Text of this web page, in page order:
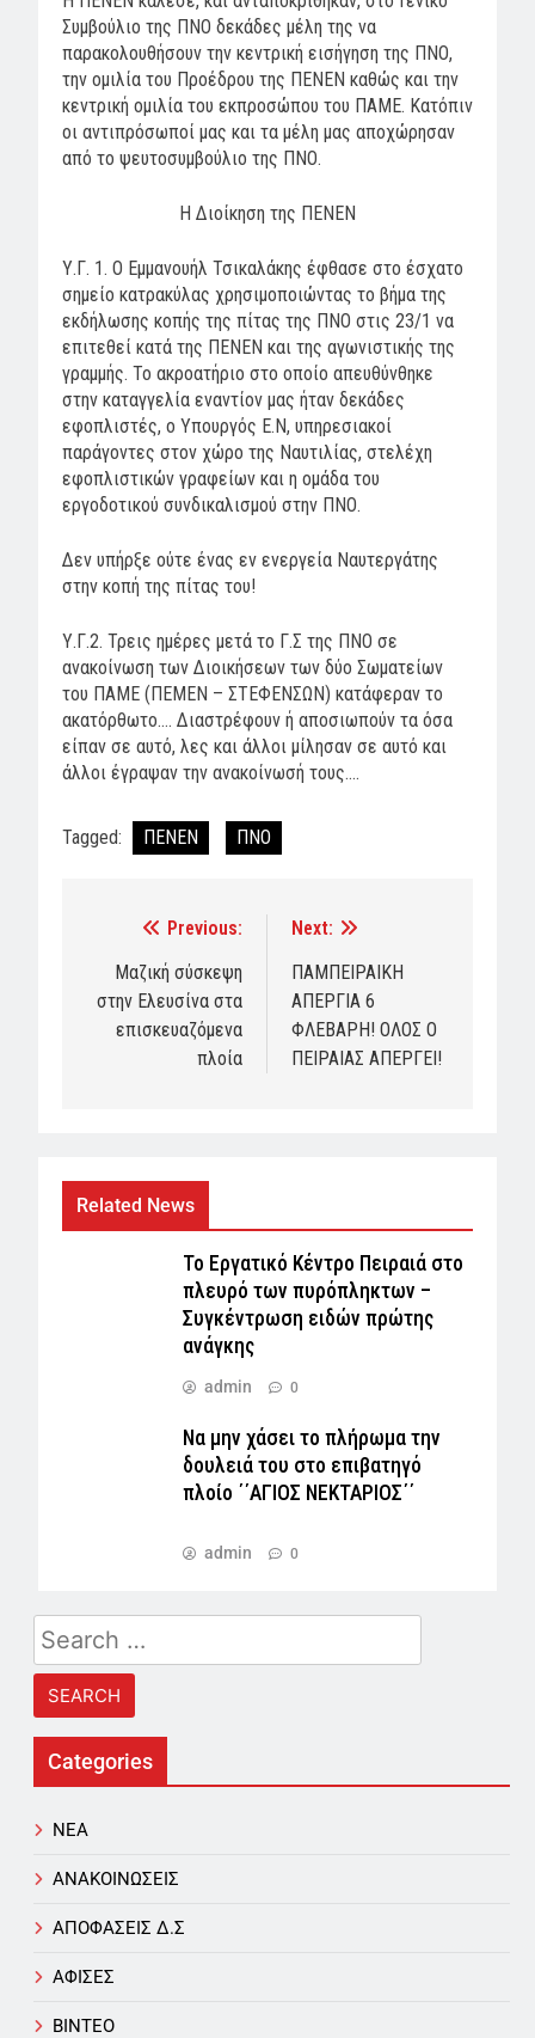
Συμβούλιο της ΠΝΟ δεκάδες μέλη της να
παρακολουθήσουν την κεντρική εισήγηση της ΠΝΟ,
την ομιλία του Προέδρου της ΠΕΝΕΝ καθώς και την
κεντρική ομιλία του εκπροσώπου του ΠΑΜΕ. Κατόπιν
οι αντιπρόσωποί μας και τα μέλη μας αποχώρησαν
από το ψευτοσυμβούλιο της ΠΝΟ.
Η Διοίκηση της ΠΕΝΕΝ
Υ.Γ. 1. Ο Εμμανουήλ Τσικαλάκης έφθασε στο έσχατο
σημείο κατρακύλας χρησιμοποιώντας το βήμα της
εκδήλωσης κοπής της πίτας της ΠΝΟ στις 23/1 να
επιτεθεί κατά της ΠΕΝΕΝ και της αγωνιστικής της
γραμμής. Το ακροατήριο στο οποίο απευθύνθηκε
στην καταγγελία εναντίον μας ήταν δεκάδες
εφοπλιστές, ο Υπουργός Ε.Ν, υπηρεσιακοί
παράγοντες στον χώρο της Ναυτιλίας, στελέχη
εφοπλιστικών γραφείων και η ομάδα του
εργοδοτικού συνδικαλισμού στην ΠΝΟ.
Δεν υπήρξε ούτε ένας εν ενεργεία Ναυτεργάτης
στην κοπή της πίτας του!
Υ.Γ.2. Τρεις ημέρες μετά το Γ.Σ της ΠΝΟ σε
ανακοίνωση των Διοικήσεων των δύο Σωματείων
του ΠΑΜΕ (ΠΕΜΕΝ – ΣΤΕΦΕΝΣΩΝ) κατάφεραν το
ακατόρθωτο…. Διαστρέφουν ή αποσιωπούν τα όσα
είπαν σε αυτό, λες και άλλοι μίλησαν σε αυτό και
άλλοι έγραψαν την ανακοίνωσή τους….
Tagged: ΠΕΝΕΝ ΠΝΟ
navigation
Previous:
Μαζική σύσκεψη
στην Ελευσίνα στα
επισκευαζόμενα
πλοία
Next:
ΠΑΜΠΕΙΡΑΙΚΗ
ΑΠΕΡΓΙΑ 6
ΦΛΕΒΑΡΗ! ΟΛΟΣ Ο
ΠΕΙΡΑΙΑΣ ΑΠΕΡΓΕΙ!
Related News
Το Εργατικό Κέντρο Πειραιά στο
πλευρό των πυρόπληκτων –
Συγκέντρωση ειδών πρώτης
ανάγκης
admin 0
Να μην χάσει το πλήρωμα την
δουλειά του στο επιβατηγό
πλοίο ΄΄ΑΓΙΟΣ ΝΕΚΤΑΡΙΟΣ΄΄
admin 0
Search
for:
Categories
NEA
ΑΝΑΚΟΙΝΩΣΕΙΣ
ΑΠΟΦΑΣΕΙΣ Δ.Σ
ΑΦΙΣΕΣ
ΒΙΝΤΕΟ